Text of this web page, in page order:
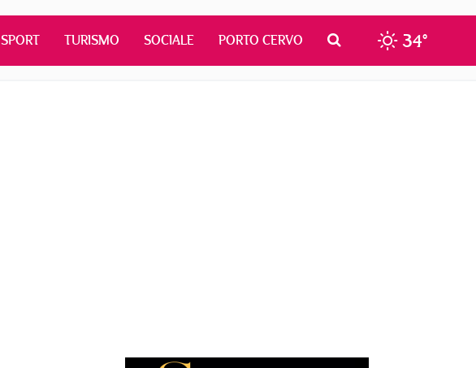
SPORT TURISMO SOCIALE PORTO CERVO 34°